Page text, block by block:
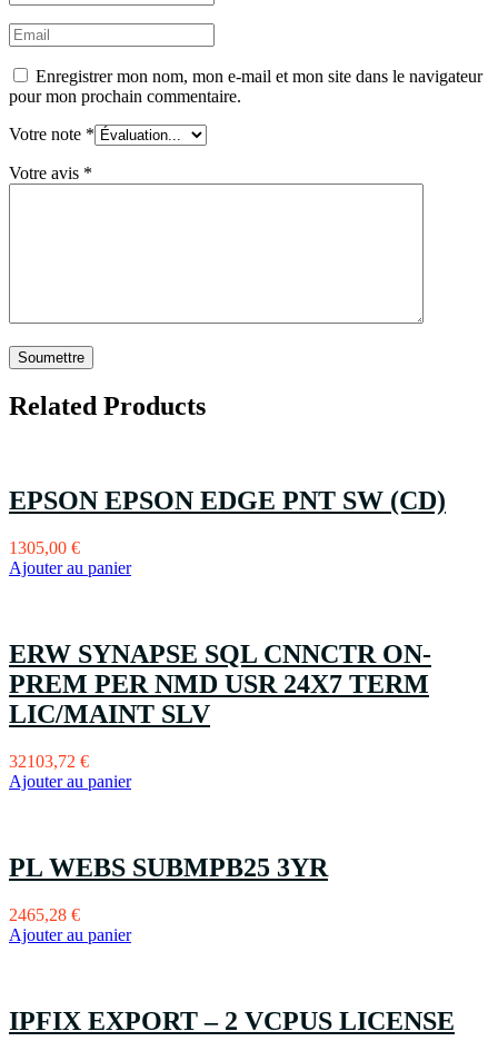
Enregistrer mon nom, mon e-mail et mon site dans le navigateur
pour mon prochain commentaire.
Votre note *
Votre avis *
Related Products
EPSON EPSON EDGE PNT SW (CD)
1305,00 €
Ajouter au panier
ERW SYNAPSE SQL CNNCTR ON-
PREM PER NMD USR 24X7 TERM
LIC/MAINT SLV
32103,72 €
Ajouter au panier
PL WEBS SUBMPB25 3YR
2465,28 €
Ajouter au panier
IPFIX EXPORT – 2 VCPUS LICENSE